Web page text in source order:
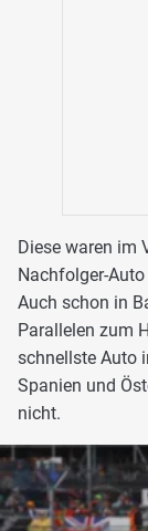
Diese waren im
Nachfolger-
Auch schon in
Parallelen zum
schnellste Auto
Spanien und
nicht.